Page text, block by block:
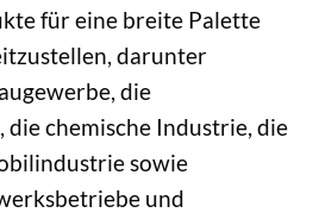
für eine breite Palette
darunter
die
chemische Industrie, die
sowie
und